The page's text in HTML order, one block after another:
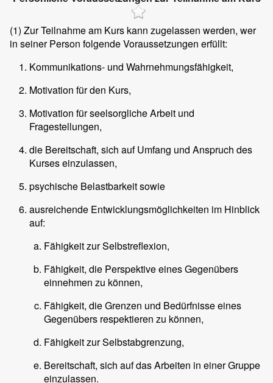
(1) Zur Teilnahme am Kurs kann zugelassen werden, wer
in seiner Person folgende Voraussetzungen erfüllt:
Kommunikations- und Wahrnehmungsfähigkeit,
Motivation für den Kurs,
Motivation für seelsorgliche Arbeit und
Fragestellungen,
die Bereitschaft, sich auf Umfang und Anspruch des
Kurses einzulassen,
psychische Belastbarkeit sowie
ausreichende Entwicklungsmöglichkeiten im Hinblick
auf:
Fähigkeit zur Selbstreflexion,
Fähigkeit, die Perspektive eines Gegenübers
einnehmen zu können,
Fähigkeit, die Grenzen und Bedürfnisse eines
Gegenübers respektieren zu können,
Fähigkeit zur Selbstabgrenzung,
Bereitschaft, sich auf das Arbeiten in einer Gruppe
einzulassen.